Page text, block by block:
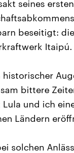
seines
beseitigt:
Itaipú.
historischer
bittere
und ich
Ländern
solchen